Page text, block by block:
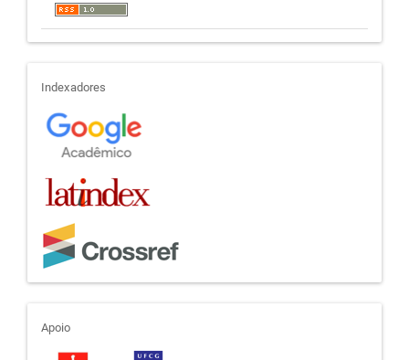
indexadores
Indexadores
apoio
Apoio